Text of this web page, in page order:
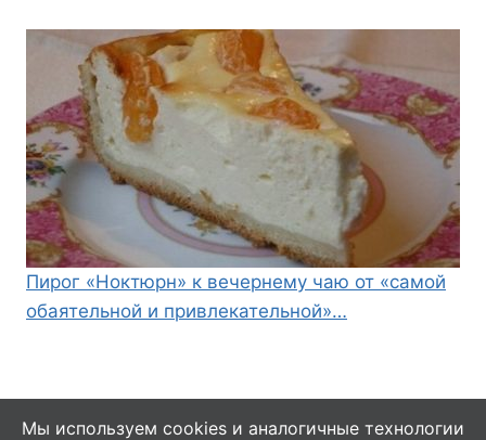
Пирог «Ноктюрн» к вечернему чаю от «самой
обаятельной и привлекательной»…
Мы используем cookies и аналогичные технологии